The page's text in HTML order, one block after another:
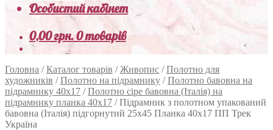
Особистий кабінет
0,00грн.0 товарів
Головна /Каталог товарів /Живопис /Полотно для
художників /Полотно на підрамнику /Полотно бавовна на
підрамнику 40х17 /Полотно сіре бавовна (Італія) на
підрамнику планка 40х17 /Підрамник з полотном упакований
бавовна (Італія) підгорнутий 25х45 Планка 40х17 ПП Трек
Україна